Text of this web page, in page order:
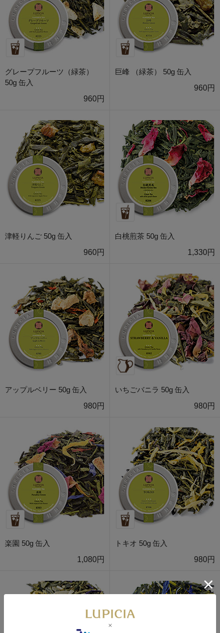
グレープフルーツ（緑茶）
50g 缶入
960円
巨峰 （緑茶） 50g 缶入
960円
津軽りんご 50g 缶入
960円
白桃煎茶 50g 缶入
1,330円
アップルベリー 50g 缶入
980円
いちごバニラ 50g 缶入
980円
楽園 50g 缶入
1,080円
トキオ 50g 缶入
980円